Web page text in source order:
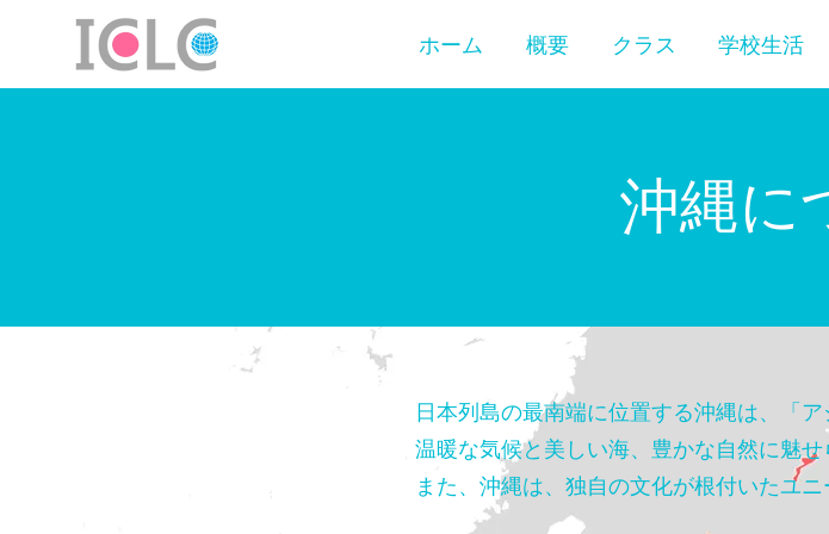
ホーム 概要 クラス 学校生活
沖縄に
日本列島の最南端に位置する沖縄は、「
温暖な気候と美しい海、豊かな自然に魅せ
また、沖縄は、独自の文化が根付いたユ